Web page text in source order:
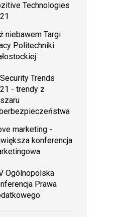
Technologies
niebawem Targi
Politechniki
Trends
- trendy z
marketing -
konferencja
Ogólnopolska
Prawa